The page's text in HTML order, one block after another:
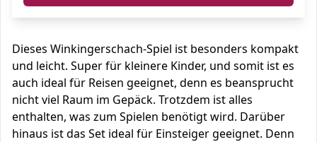
Dieses Winkingerschach-Spiel ist besonders kompakt
und leicht. Super für kleinere Kinder, und somit ist es
auch ideal für Reisen geeignet, denn es beansprucht
nicht viel Raum im Gepäck. Trotzdem ist alles
enthalten, was zum Spielen benötigt wird. Darüber
hinaus ist das Set ideal für Einsteiger geeignet. Denn